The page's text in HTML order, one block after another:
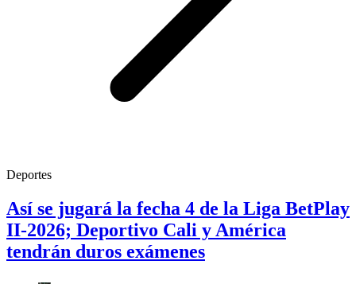
Deportes
Así se jugará la fecha 4 de la Liga BetPlay
II-2026; Deportivo Cali y América
tendrán duros exámenes